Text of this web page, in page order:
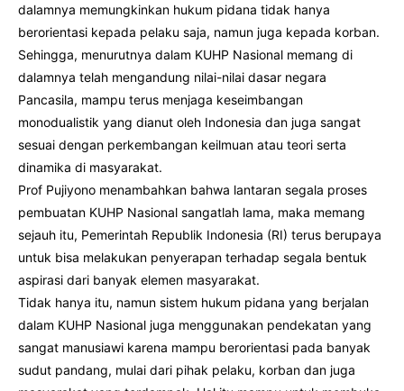
dalamnya memungkinkan hukum pidana tidak hanya
berorientasi kepada pelaku saja, namun juga kepada korban.
Sehingga, menurutnya dalam KUHP Nasional memang di
dalamnya telah mengandung nilai-nilai dasar negara
Pancasila, mampu terus menjaga keseimbangan
monodualistik yang dianut oleh Indonesia dan juga sangat
sesuai dengan perkembangan keilmuan atau teori serta
dinamika di masyarakat.
Prof Pujiyono menambahkan bahwa lantaran segala proses
pembuatan KUHP Nasional sangatlah lama, maka memang
sejauh itu, Pemerintah Republik Indonesia (RI) terus berupaya
untuk bisa melakukan penyerapan terhadap segala bentuk
aspirasi dari banyak elemen masyarakat.
Tidak hanya itu, namun sistem hukum pidana yang berjalan
dalam KUHP Nasional juga menggunakan pendekatan yang
sangat manusiawi karena mampu berorientasi pada banyak
sudut pandang, mulai dari pihak pelaku, korban dan juga